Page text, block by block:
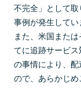
不完全」として
事例が発生してい
また、米国また
てに追跡サービ
の事情により、
ので、あらかじめ